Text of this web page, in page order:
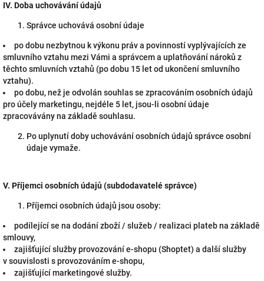
IV. Doba uchovávání údajů
Správce uchovává osobní údaje
po dobu nezbytnou k výkonu práv a povinností vyplývajících ze
smluvního vztahu mezi Vámi a správcem a uplatňování nároků z
těchto smluvních vztahů (po dobu 15 let od ukončení smluvního
vztahu).
po dobu, než je odvolán souhlas se zpracováním osobních údajů
pro účely marketingu, nejdéle 5 let, jsou-li osobní údaje
zpracovávány na základě souhlasu.
Po uplynutí doby uchovávání osobních údajů správce osobní
údaje vymaže.
V. Příjemci osobních údajů (subdodavatelé správce)
Příjemci osobních údajů jsou osoby:
podílející se na dodání zboží / služeb / realizaci plateb na základě
smlouvy,
zajišťující služby provozování e-shopu (Shoptet) a další služby
v souvislosti s provozováním e-shopu,
zajišťující marketingové služby.